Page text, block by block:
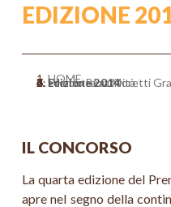
EDIZIONE
HOME
>
Le nostre attività
>
Premio Birra Moretti
>
Edizione 2014
IL CONCORSO
La quarta edizione del
apre nel segno della